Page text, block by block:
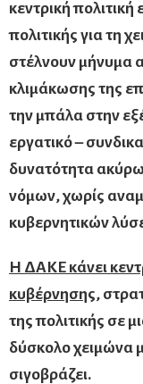
κεντρική
πολιτικής για τη
στέλνουν μήνυμα
κλιμάκωσης της
την μπάλα στην
εργατικό –
δυνατότητα
νόμων, χωρίς
κυβερνητικών
Η ΔΑΚΕ κάνει
κυβέρνησης,
της πολιτικής σε
δύσκολο χειμώνα
σιγοβράζει.